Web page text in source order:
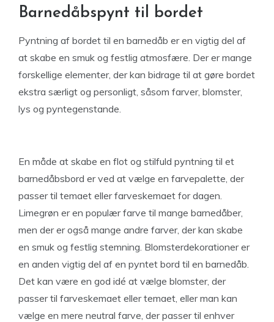
Barnedåbspynt til bordet
Pyntning af bordet til en barnedåb er en vigtig del af
at skabe en smuk og festlig atmosfære. Der er mange
forskellige elementer, der kan bidrage til at gøre bordet
ekstra særligt og personligt, såsom farver, blomster,
lys og pyntegenstande.
En måde at skabe en flot og stilfuld pyntning til et
barnedåbsbord er ved at vælge en farvepalette, der
passer til temaet eller farveskemaet for dagen.
Limegrøn er en populær farve til mange barnedåber,
men der er også mange andre farver, der kan skabe
en smuk og festlig stemning. Blomsterdekorationer er
en anden vigtig del af en pyntet bord til en barnedåb.
Det kan være en god idé at vælge blomster, der
passer til farveskemaet eller temaet, eller man kan
vælge en mere neutral farve, der passer til enhver